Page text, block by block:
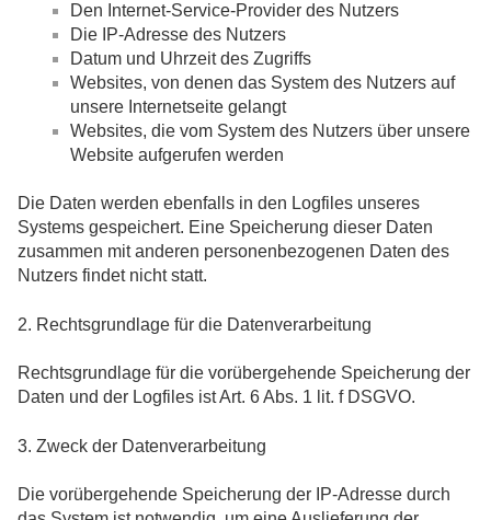
Den Internet-Service-Provider des Nutzers
Die IP-Adresse des Nutzers
Datum und Uhrzeit des Zugriffs
Websites, von denen das System des Nutzers auf
unsere Internetseite gelangt
Websites, die vom System des Nutzers über unsere
Website aufgerufen werden
Die Daten werden ebenfalls in den Logfiles unseres
Systems gespeichert. Eine Speicherung dieser Daten
zusammen mit anderen personenbezogenen Daten des
Nutzers findet nicht statt.
2. Rechtsgrundlage für die Datenverarbeitung
Rechtsgrundlage für die vorübergehende Speicherung der
Daten und der Logfiles ist Art. 6 Abs. 1 lit. f DSGVO.
3. Zweck der Datenverarbeitung
Die vorübergehende Speicherung der IP-Adresse durch